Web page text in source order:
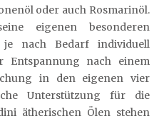
oder auch Rosmarinöl.
eigenen besonderen
nach Bedarf individuell
Entspannung nach einem
in den eigenen vier
Unterstützung für die
ätherischen Ölen stehen